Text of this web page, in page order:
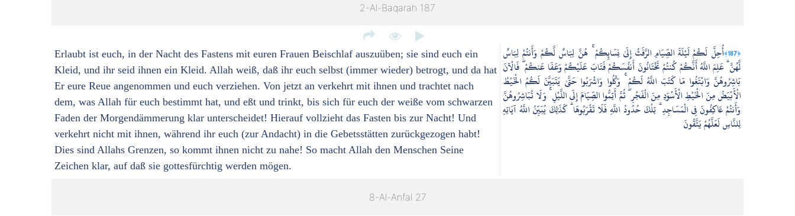
2-Al-Baqarah 187
Erlaubt ist euch, in der Nacht des Fastens mit euren Frauen Beischlaf auszuüben; sie sind euch ein
Kleid, und ihr seid ihnen ein Kleid. Allah weiß, daß ihr euch selbst (immer wieder) betrogt, und da hat
Er eure Reue angenommen und euch verziehen. Von jetzt an verkehrt mit ihnen und trachtet nach
dem, was Allah für euch bestimmt hat, und eßt und trinkt, bis sich für euch der weiße vom schwarzen
Faden der Morgendämmerung klar unterscheidet! Hierauf vollzieht das Fasten bis zur Nacht! Und
verkehrt nicht mit ihnen, während ihr euch (zur Andacht) in die Gebetsstätten zurückgezogen habt!
Dies sind Allahs Grenzen, so kommt ihnen nicht zu nahe! So macht Allah den Menschen Seine
Zeichen klar, auf daß sie gottesfürchtig werden mögen.
﴿187﴾
أُحِلَّ لَكُمْ لَيْلَةَ الصِّيَامِ الرَّفَثُ إِلَىٰ نِسَائِكُمْ ۚ هُنَّ لِبَاسٌ لَّكُمْ وَأَنتُمْ لِبَاسٌ
لَّهُنَّ ۗ عَلِمَ اللَّهُ أَنَّكُمْ كُنتُمْ تَخْتَانُونَ أَنفُسَكُمْ فَتَابَ عَلَيْكُمْ وَعَفَا عَنكُمْ ۖ فَالْآنَ
بَاشِرُوهُنَّ وَابْتَغُوا مَا كَتَبَ اللَّهُ لَكُمْ ۚ وَكُلُوا وَاشْرَبُوا حَتَّىٰ يَتَبَيَّنَ لَكُمُ الْخَيْطُ
الْأَبْيَضُ مِنَ الْخَيْطِ الْأَسْوَدِ مِنَ الْفَجْرِ ۖ ثُمَّ أَتِمُّوا الصِّيَامَ إِلَى اللَّيْلِ ۚ وَلَا تُبَاشِرُوهُنَّ
وَأَنتُمْ عَاكِفُونَ فِي الْمَسَاجِدِ ۗ تِلْكَ حُدُودُ اللَّهِ فَلَا تَقْرَبُوهَا ۗ كَذَٰلِكَ يُبَيِّنُ اللَّهُ آيَاتِهِ
لِلنَّاسِ لَعَلَّهُمْ يَتَّقُونَ
8-Al-Anfal 27